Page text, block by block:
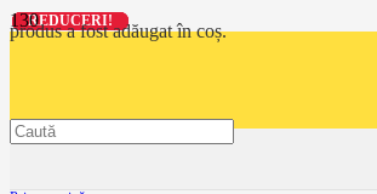
produsa fost adăugat în coș.
REDUCERI!
REDUCERI!
REDUCERI!
REDUCERI!